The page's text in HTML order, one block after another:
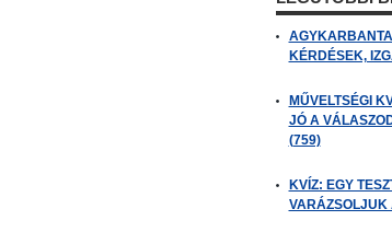
KÉRDÉSEK,
MŰVELTSÉGI
JÓ A
(759)
KVÍZ: EGY
VARÁZSOLJUK